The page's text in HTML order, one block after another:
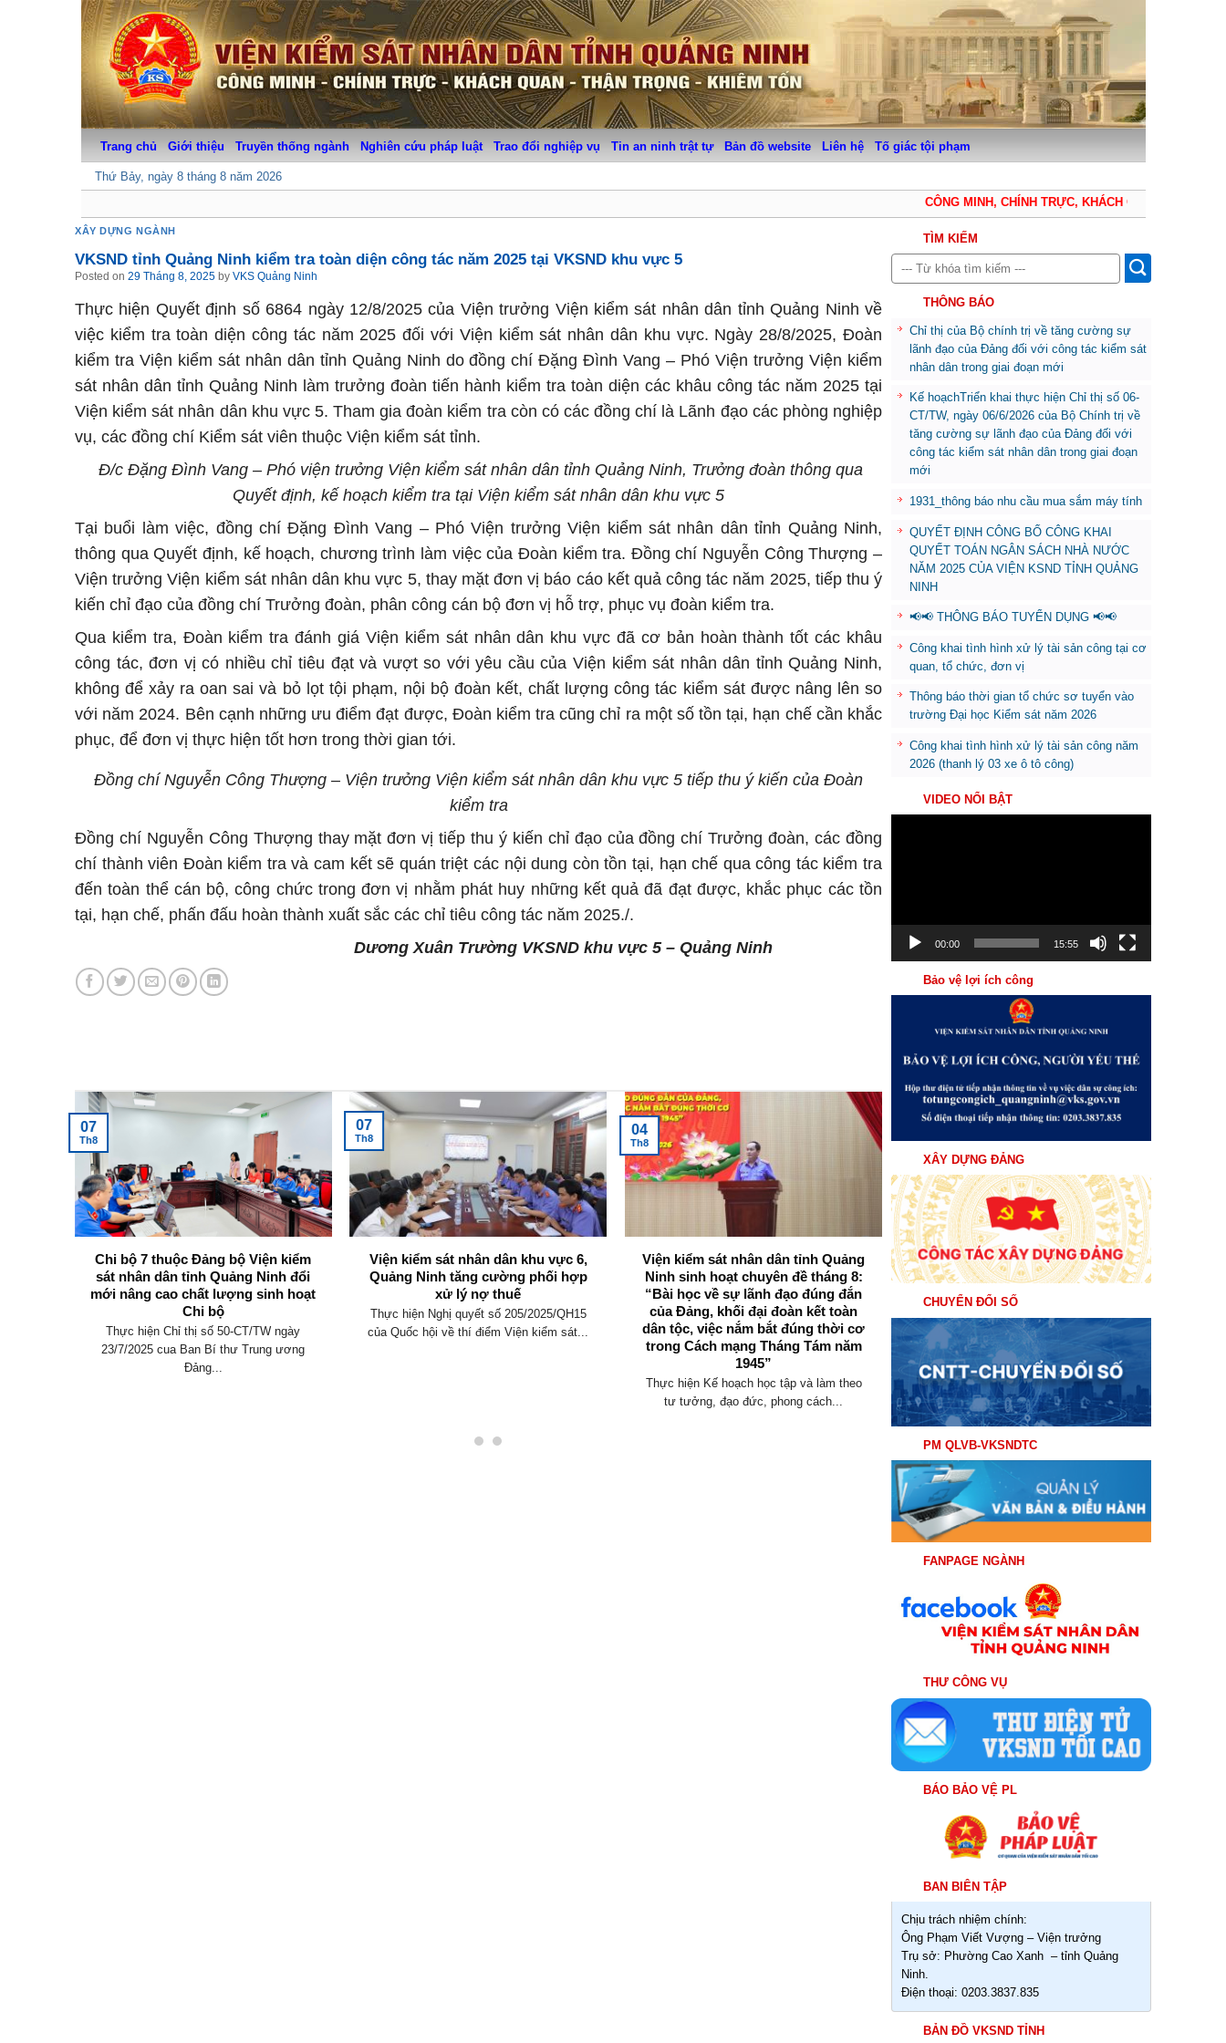
Trang chủ Giới thiệu Truyền thống ngành Nghiên cứu pháp luật Trao đổi nghiệp vụ Tin an ninh trật tự Bản đồ website Liên hệ Tố giác tội phạm
Thứ Bảy, ngày 8 tháng 8 năm 2026
CÔNG MINH, CHÍNH TRỰC, KHÁCH QUAN, THẬN
XÂY DỰNG NGÀNH
VKSND tỉnh Quảng Ninh kiểm tra toàn diện công tác năm 2025 tại VKSND khu vực 5
Posted on 29 Tháng 8, 2025 by VKS Quảng Ninh
Thực hiện Quyết định số 6864 ngày 12/8/2025 của Viện trưởng Viện kiểm sát nhân dân tỉnh Quảng Ninh về
việc kiểm tra toàn diện công tác năm 2025 đối với Viện kiểm sát nhân dân khu vực. Ngày 28/8/2025, Đoàn
kiểm tra Viện kiểm sát nhân dân tỉnh Quảng Ninh do đồng chí Đặng Đình Vang – Phó Viện trưởng Viện kiểm
sát nhân dân tỉnh Quảng Ninh làm trưởng đoàn tiến hành kiểm tra toàn diện các khâu công tác năm 2025 tại
Viện kiểm sát nhân dân khu vực 5. Tham gia đoàn kiểm tra còn có các đồng chí là Lãnh đạo các phòng nghiệp
vụ, các đồng chí Kiểm sát viên thuộc Viện kiểm sát tỉnh.
Đ/c Đặng Đình Vang – Phó viện trưởng Viện kiểm sát nhân dân tỉnh Quảng Ninh, Trưởng đoàn thông qua
Quyết định, kế hoạch kiểm tra tại Viện kiểm sát nhân dân khu vực 5
Tại buổi làm việc, đồng chí Đặng Đình Vang – Phó Viện trưởng Viện kiểm sát nhân dân tỉnh Quảng Ninh,
thông qua Quyết định, kế hoạch, chương trình làm việc của Đoàn kiểm tra. Đồng chí Nguyễn Công Thượng –
Viện trưởng Viện kiểm sát nhân dân khu vực 5, thay mặt đơn vị báo cáo kết quả công tác năm 2025, tiếp thu ý
kiến chỉ đạo của đồng chí Trưởng đoàn, phân công cán bộ đơn vị hỗ trợ, phục vụ đoàn kiểm tra.
Qua kiểm tra, Đoàn kiểm tra đánh giá Viện kiểm sát nhân dân khu vực đã cơ bản hoàn thành tốt các khâu
công tác, đơn vị có nhiều chỉ tiêu đạt và vượt so với yêu cầu của Viện kiểm sát nhân dân tỉnh Quảng Ninh,
không để xảy ra oan sai và bỏ lọt tội phạm, nội bộ đoàn kết, chất lượng công tác kiểm sát được nâng lên so
với năm 2024. Bên cạnh những ưu điểm đạt được, Đoàn kiểm tra cũng chỉ ra một số tồn tại, hạn chế cần khắc
phục, để đơn vị thực hiện tốt hơn trong thời gian tới.
Đồng chí Nguyễn Công Thượng – Viện trưởng Viện kiểm sát nhân dân khu vực 5 tiếp thu ý kiến của Đoàn
kiểm tra
Đồng chí Nguyễn Công Thượng thay mặt đơn vị tiếp thu ý kiến chỉ đạo của đồng chí Trưởng đoàn, các đồng
chí thành viên Đoàn kiểm tra và cam kết sẽ quán triệt các nội dung còn tồn tại, hạn chế qua công tác kiểm tra
đến toàn thể cán bộ, công chức trong đơn vị nhằm phát huy những kết quả đã đạt được, khắc phục các tồn
tại, hạn chế, phấn đấu hoàn thành xuất sắc các chỉ tiêu công tác năm 2025./.
Dương Xuân Trường VKSND khu vực 5 – Quảng Ninh
Chi bộ 7 thuộc Đảng bộ Viện kiểm
sát nhân dân tỉnh Quảng Ninh đổi
mới nâng cao chất lượng sinh hoạt
Chi bộ
Thực hiện Chỉ thị số 50-CT/TW ngày
23/7/2025 cua Ban Bí thư Trung ương
Đảng...
07
Th8
Viện kiểm sát nhân dân khu vực 6,
Quảng Ninh tăng cường phối hợp
xử lý nợ thuế
Thực hiện Nghị quyết số 205/2025/QH15
của Quốc hội về thí điểm Viện kiểm sát...
07
Th8
Viện kiểm sát nhân dân tỉnh Quảng
Ninh sinh hoạt chuyên đề tháng 8:
“Bài học về sự lãnh đạo đúng đắn
của Đảng, khối đại đoàn kết toàn
dân tộc, việc nắm bắt đúng thời cơ
trong Cách mạng Tháng Tám năm
1945”
Thực hiện Kế hoạch học tập và làm theo
tư tưởng, đạo đức, phong cách...
04
Th8
Viện kiểm sát nhân dân tỉnh Quảng
Ninh tổ chức Hội nghị giao ban trực
tuyến triển khai nhiệm vụ trọng tâm
Sáng ngày 03/8/2026, Viện kiểm sát nhân
dân (VKSND) tỉnh Quảng Ninh tổ chức
Hội...
Th8
TÌM KIẾM
THÔNG BÁO
Chỉ thị của Bộ chính trị về tăng cường sự
lãnh đạo của Đảng đối với công tác kiểm sát
nhân dân trong giai đoạn mới
Kế hoạchTriển khai thực hiện Chỉ thị số 06-
CT/TW, ngày 06/6/2026 của Bộ Chính trị về
tăng cường sự lãnh đạo của Đảng đối với
công tác kiểm sát nhân dân trong giai đoạn
mới
1931_thông báo nhu cầu mua sắm máy tính
QUYẾT ĐỊNH CÔNG BỐ CÔNG KHAI
QUYẾT TOÁN NGÂN SÁCH NHÀ NƯỚC
NĂM 2025 CỦA VIỆN KSND TỈNH QUẢNG
NINH
📢📢 THÔNG BÁO TUYỂN DỤNG 📢📢
Công khai tình hình xử lý tài sản công tại cơ
quan, tổ chức, đơn vị
Thông báo thời gian tổ chức sơ tuyển vào
trường Đại học Kiểm sát năm 2026
Công khai tình hình xử lý tài sản công năm
2026 (thanh lý 03 xe ô tô công)
VIDEO NỔI BẬT
00:00 15:55
Bảo vệ lợi ích công
XÂY DỰNG ĐẢNG
CHUYỂN ĐỔI SỐ
PM QLVB-VKSNDTC
FANPAGE NGÀNH
THƯ CÔNG VỤ
BÁO BẢO VỆ PL
BAN BIÊN TẬP
Chịu trách nhiệm chính:
Ông Phạm Viết Vượng – Viện trưởng
Trụ sở: Phường Cao Xanh – tỉnh Quảng
Ninh.
Điện thoại: 0203.3837.835
BẢN ĐỒ VKSND TỈNH